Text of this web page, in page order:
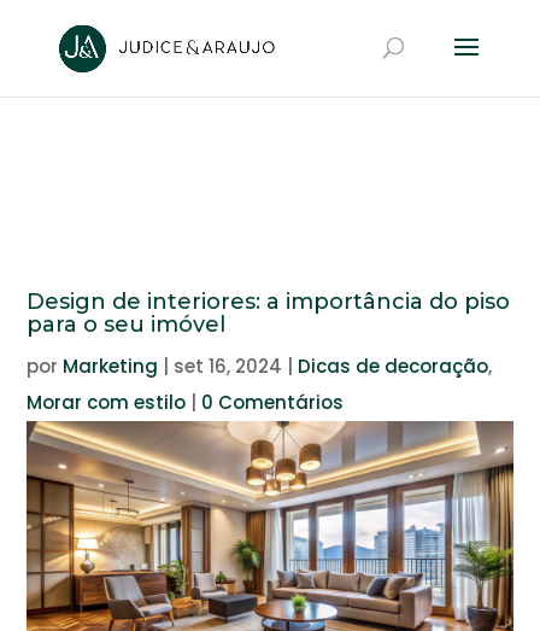
Design de interiores: a importância do piso
para o seu imóvel
por Marketing set 16, 2024 Dicas de decoração,
Morar com estilo
0 Comentários